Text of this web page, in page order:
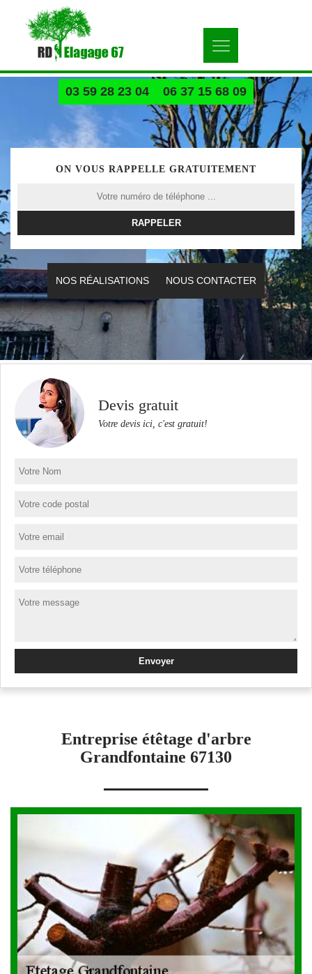
03 59 28 23 04 06 37 15 68 09
ON VOUS RAPPELLE GRATUITEMENT
NOS RÉALISATIONS NOUS CONTACTER
Devis gratuit
Votre devis ici, c'est gratuit!
Entreprise étêtage d'arbre
Grandfontaine 67130